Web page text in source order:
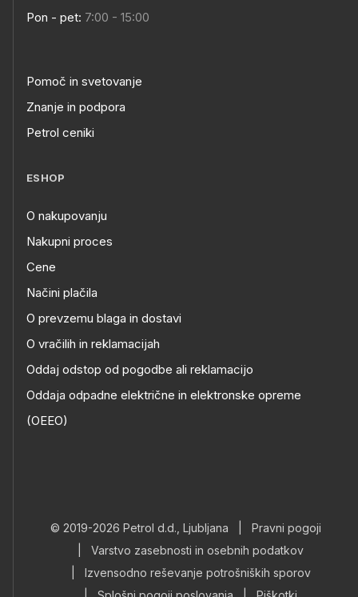
Pon - pet: 7:00 - 15:00
Pomoč in svetovanje
Znanje in podpora
Petrol ceniki
ESHOP
O nakupovanju
Nakupni proces
Cene
Načini plačila
O prevzemu blaga in dostavi
O vračilih in reklamacijah
Oddaj odstop od pogodbe ali reklamacijo
Oddaja odpadne električne in elektronske opreme
(OEEO)
© 2019-2026 Petrol d.d., Ljubljana
Pravni pogoji
Varstvo zasebnosti in osebnih podatkov
Izvensodno reševanje potrošniških sporov